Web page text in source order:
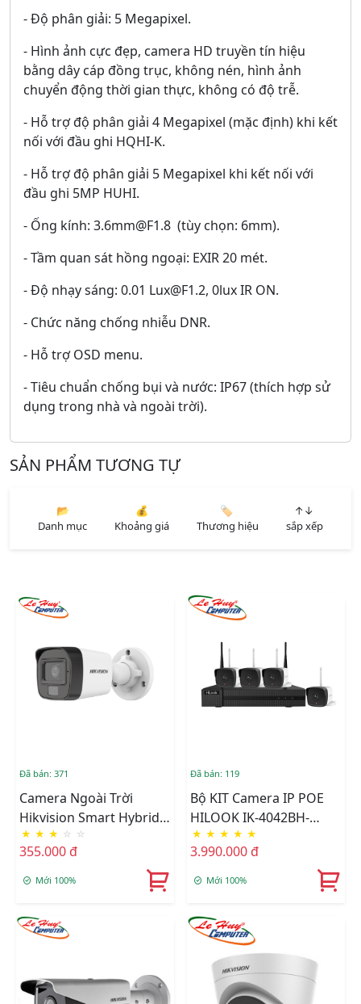
- Độ phân giải: 5 Megapixel.
- Hình ảnh cực đẹp, camera HD truyền tín hiệu
bằng dây cáp đồng trục, không nén, hình ảnh
chuyển động thời gian thực, không có độ trễ.
- Hỗ trợ độ phân giải 4 Megapixel (mặc định) khi kết
nối với đầu ghi HQHI-K.
- Hỗ trợ độ phân giải 5 Megapixel khi kết nối với
đầu ghi 5MP HUHI.
- Ống kính: 3.6mm@F1.8 (tùy chọn: 6mm).
- Tầm quan sát hồng ngoại: EXIR 20 mét.
- Độ nhạy sáng: 0.01 Lux@F1.2, 0lux IR ON.
- Chức năng chống nhiễu DNR.
- Hỗ trợ OSD menu.
- Tiêu chuẩn chống bụi và nước: IP67 (thích hợp sử
dụng trong nhà và ngoài trời).
SẢN PHẨM TƯƠNG TỰ
📂
Danh mục
💰
Khoảng giá
🏷️
Thương hiệu
↑↓
sắp xếp
Đã bán: 371
Camera Ngoài Trời
Hikvision Smart Hybrid
Light DS-2CE16D0T-
EXLPF
★ ★ ★ ☆ ☆
355.000 đ
Mới 100%
Đã bán: 119
Bộ KIT Camera IP POE
HILOOK IK-4042BH-
MH/P
★ ★ ★ ★ ★
3.990.000 đ
Mới 100%